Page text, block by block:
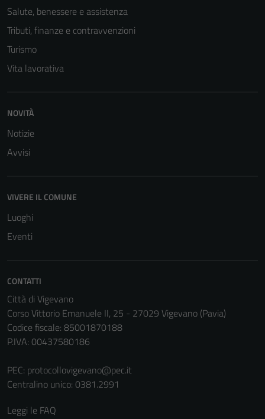
Salute, benessere e assistenza
Tributi, finanze e contravvenzioni
Turismo
Vita lavorativa
NOVITÀ
Notizie
Avvisi
VIVERE IL COMUNE
Luoghi
Eventi
CONTATTI
Città di Vigevano
Corso Vittorio Emanuele II, 25 - 27029 Vigevano (Pavia)
Codice fiscale: 85001870188
P.IVA: 00437580186
PEC: protocollovigevano@pec.it
Centralino unico: 0381.2991
Leggi le FAQ